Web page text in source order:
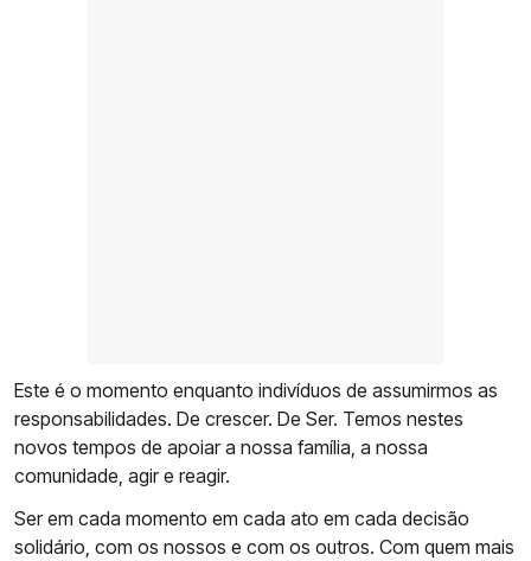
Este é o momento enquanto indivíduos de assumirmos as
responsabilidades. De crescer. De Ser. Temos nestes
novos tempos de apoiar a nossa família, a nossa
comunidade, agir e reagir.
Ser em cada momento em cada ato em cada decisão
solidário, com os nossos e com os outros. Com quem mais